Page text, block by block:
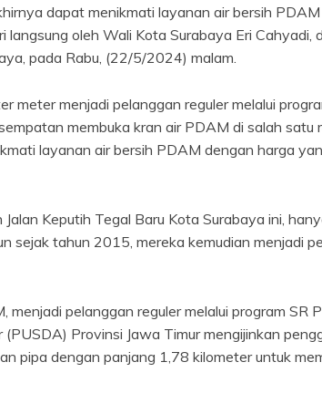
dapat menikmati layanan air bersih PDAM
oleh Wali Kota Surabaya Eri Cahyadi,
pada Rabu, (22/5/2024) malam.
meter menjadi pelanggan reguler melalui
membuka kran air PDAM di salah satu
layanan air bersih PDAM dengan harga
Keputih Tegal Baru Kota Surabaya ini,
sejak tahun 2015, mereka kemudian menjadi
pelanggan reguler melalui program SR
Provinsi Jawa Timur mengijinkan
pipa dengan panjang 1,78 kilometer untuk